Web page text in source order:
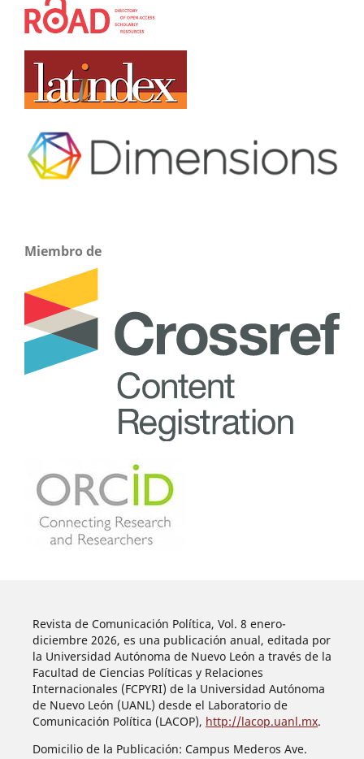
Miembro de
Revista de Comunicación Política, Vol. 8 enero-
diciembre 2026, es una publicación anual, editada por
la Universidad Autónoma de Nuevo León a través de la
Facultad de Ciencias Políticas y Relaciones
Internacionales (FCPYRI) de la Universidad Autónoma
de Nuevo León (UANL) desde el Laboratorio de
Comunicación Política (LACOP), http://lacop.uanl.mx.
Domicilio de la Publicación: Campus Mederos Ave.